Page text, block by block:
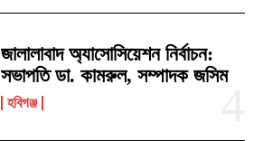
জালালাবাদ অ্যাসোসিয়েশন নির্বাচন:
সভাপতি ডা. কামরুল, সম্পাদক জসিম
হবিগঞ্জ